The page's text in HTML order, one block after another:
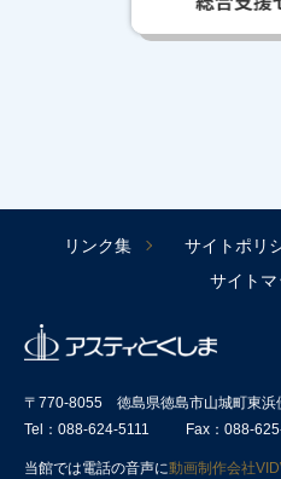
リンク集 サイトポリ
サイトマ
〒770-8055 徳島県徳島市山城町東浜
Tel：088-624-5111
Fax：088-
当館では電話の音声に動画制作会社